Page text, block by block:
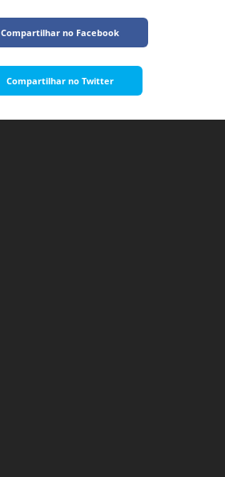
Compartilhar no Facebook
Compartilhar no Twitter